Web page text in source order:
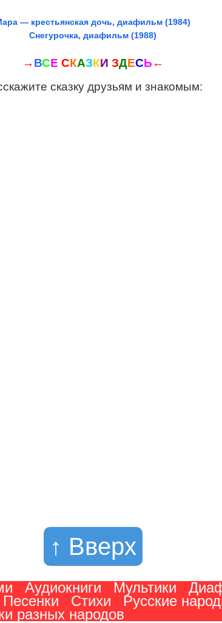
— крестьянская дочь, диафильм (1984)
Снегурочка, диафильм (1988)
→ ВСЕ СКАЗКИ ЗДЕСЬ ←
сказку друзьям и знакомым:
↑ Вверх
Аудиокниги Мультики
Песенки Стихи Русские
разных народов